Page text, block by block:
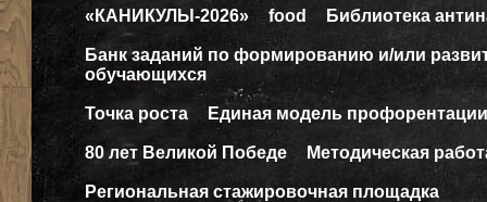
«КАНИКУЛЫ-2026» food Библиотека
Банк заданий по формированию и/или
обучающихся
Точка роста Единая модель профорентации
80 лет Великой Победе Методическая
Региональная стажировочная площадка